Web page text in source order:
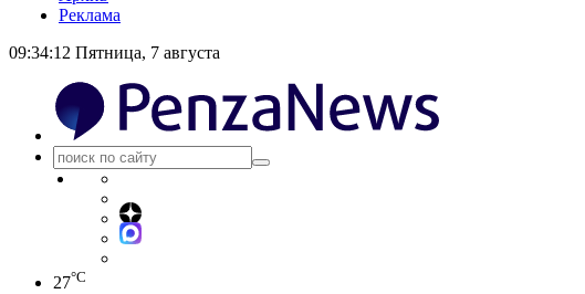
Реклама
09:34:12 Пятница, 7 августа
27°C